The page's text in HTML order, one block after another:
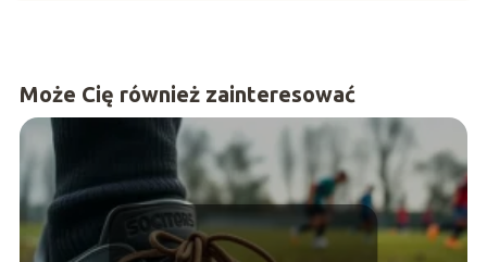
Może Cię również zainteresować